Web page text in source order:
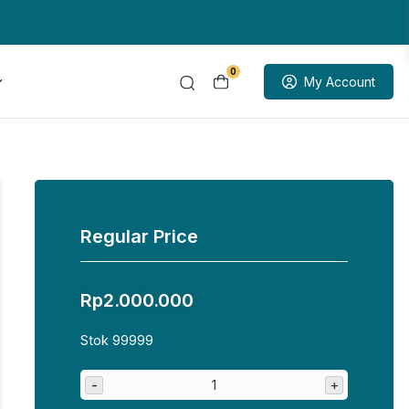
0
My Account
Regular Price
Rp2.000.000
Stok 99999
- +